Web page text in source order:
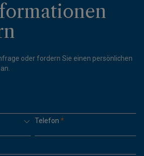
oder fordern Sie einen persönlichen
Telefon *